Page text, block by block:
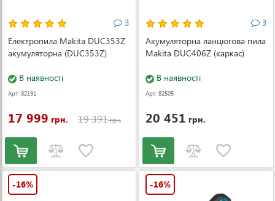
3
Електропила Makita DUC353Z
акумуляторна (DUC353Z)
В наявності
Арт: 82191
17 999 грн. 19 391грн.
3
Акумуляторна ланцюгова пила
Makita DUC406Z (каркас)
В наявності
Арт: 82505
20 451 грн.
-16% -16%